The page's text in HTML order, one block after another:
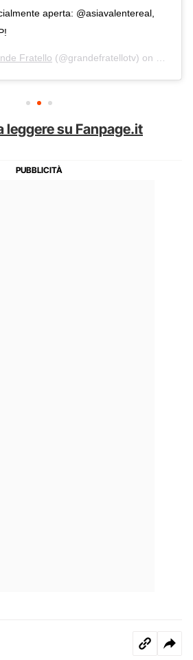
aperta: @asiavalentereal,
Fratello (@grandefratellotv) on
leggere su Fanpage.it